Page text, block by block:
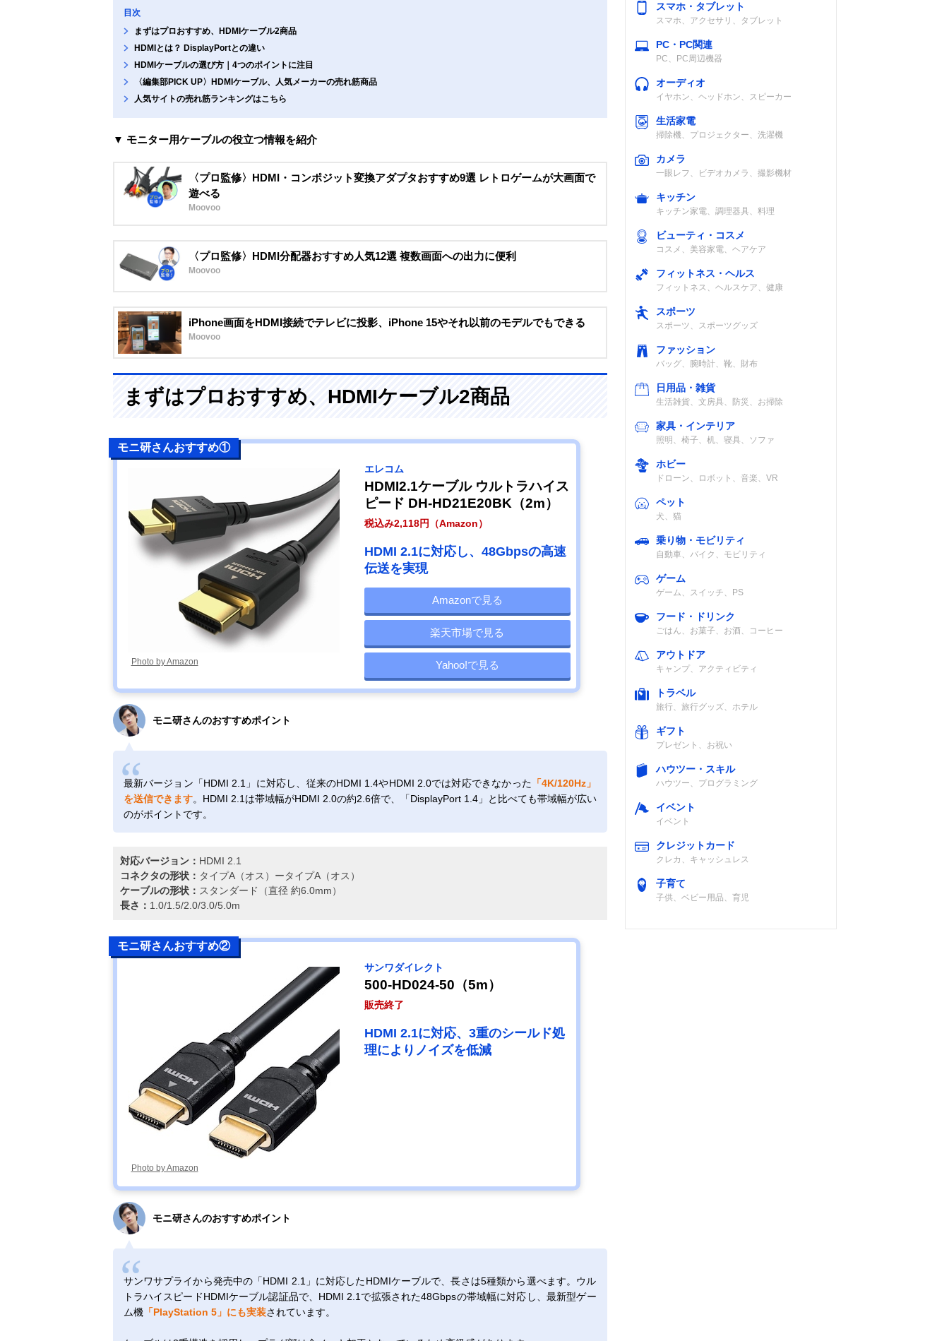
目次
まずはプロおすすめ、HDMIケーブル2商品
HDMIとは？ DisplayPortとの違い
HDMIケーブルの選び方｜4つのポイントに注目
〈編集部PICK UP〉HDMIケーブル、人気メーカーの売れ筋商品
人気サイトの売れ筋ランキングはこちら
▼ モニター用ケーブルの役立つ情報を紹介
〈プロ監修〉HDMI・コンポジット変換アダプタおすすめ9選 レトロゲームが大画面で
遊べる
Moovoo
〈プロ監修〉HDMI分配器おすすめ人気12選 複数画面への出力に便利
Moovoo
iPhone画面をHDMI接続でテレビに投影、iPhone 15やそれ以前のモデルでもできる
Moovoo
まずはプロおすすめ、HDMIケーブル2商品
モニ研さんおすすめ①
Photo by Amazon
エレコム
HDMI2.1ケーブル ウルトラハイス
ピード DH-HD21E20BK（2m）
税込み2,118円（Amazon）
HDMI 2.1に対応し、48Gbpsの高速
伝送を実現
Amazonで見る
楽天市場で見る
Yahoo!で見る
モニ研さんのおすすめポイント
最新バージョン「HDMI 2.1」に対応し、従来のHDMI 1.4やHDMI 2.0では対応できなかった 「4K/120Hz」
を送信できます。HDMI 2.1は帯域幅がHDMI 2.0の約2.6倍で、「DisplayPort 1.4」と比べても帯域幅が広い
のがポイントです。
対応バージョン： HDMI 2.1
コネクタの形状： タイプA（オス）ータイプA（オス）
ケーブルの形状： スタンダード（直径 約6.0mm）
長さ： 1.0/1.5/2.0/3.0/5.0m
モニ研さんおすすめ②
Photo by Amazon
サンワダイレクト
500-HD024-50（5m）
販売終了
HDMI 2.1に対応、3重のシールド処
理によりノイズを低減
モニ研さんのおすすめポイント
サンワサプライから発売中の「HDMI 2.1」に対応したHDMIケーブルで、長さは5種類から選べます。ウル
トラハイスピードHDMIケーブル認証品で、HDMI 2.1で拡張された48Gbpsの帯域幅に対応し、最新型ゲー
ム機「PlayStation 5」にも実装されています。
スマホ・タブレット
スマホ、アクセサリ、タブレット
PC・PC関連
PC、PC周辺機器
オーディオ
イヤホン、ヘッドホン、スピーカー
生活家電
掃除機、プロジェクター、洗濯機
カメラ
一眼レフ、ビデオカメラ、撮影機材
キッチン
キッチン家電、調理器具、料理
ビューティ・コスメ
コスメ、美容家電、ヘアケア
フィットネス・ヘルス
フィットネス、ヘルスケア、健康
スポーツ
スポーツ、スポーツグッズ
ファッション
バッグ、腕時計、靴、財布
日用品・雑貨
生活雑貨、文房具、防災、お掃除
家具・インテリア
照明、椅子、机、寝具、ソファ
ホビー
ドローン、ロボット、音楽、VR
ペット
犬、猫
乗り物・モビリティ
自動車、バイク、モビリティ
ゲーム
ゲーム、スイッチ、PS
フード・ドリンク
ごはん、お菓子、お酒、コーヒー
アウトドア
キャンプ、アクティビティ
トラベル
旅行、旅行グッズ、ホテル
ギフト
プレゼント、お祝い
ハウツー・スキル
ハウツー、プログラミング
イベント
イベント
クレジットカード
クレカ、キャッシュレス
子育て
子供、ベビー用品、育児